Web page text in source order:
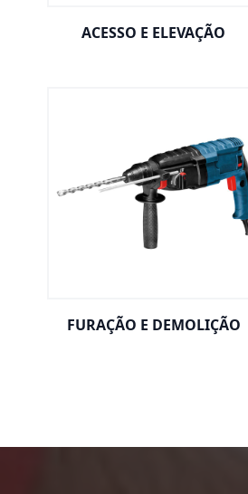
ACESSO E ELEVAÇÃO
FURAÇÃO E DEMOLIÇÃO